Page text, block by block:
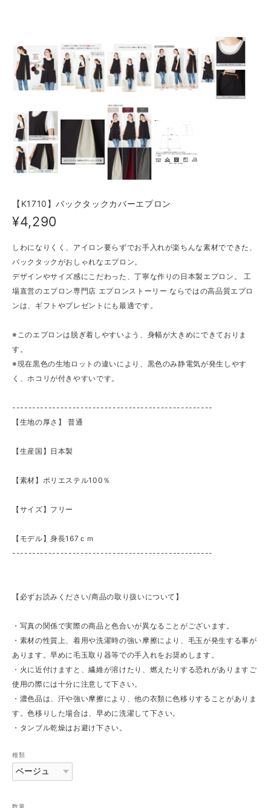
【K1710】バックタックカバーエプロン
¥4,290
しわになりくく、アイロン要らずでお手入れが楽ちんな素材でできた、
バックタックがおしゃれなエプロン。
デザインやサイズ感にこだわった、丁寧な作りの日本製エプロン。 工
場直営のエプロン専門店 エプロンストーリー ならではの高品質エプロ
ンは、ギフトやプレゼントにも最適です。
※このエプロンは脱ぎ着しやすいよう、身幅が大きめにできておりま
す。
※現在黒色の生地ロットの違いにより、黒色のみ静電気が発生しやす
く、ホコリが付きやすいです。
--------------------------------------------------
【生地の厚さ】 ​普通
【生産国】日本製
【素材】ポリエステル100％
【サイズ】フリー
【モデル】身長167ｃｍ
--------------------------------------------------
【必ずお読みください/商品の取り扱いについて】
・写真の関係で実際の商品と色合いが異なることがございます。
・素材の性質上、着用や洗濯時の強い摩擦により、毛玉が発生する事が
あります。早めに毛玉取り器等での手入れをお奨めします。
・火に近付けますと、繊維が溶けたり、燃えたりする恐れがありますご
使用の際には十分に注意して下さい。
・濃色品は、汗や強い摩擦により、他の衣類に色移りすることがありま
す。色移りした場合は、早めに洗濯して下さい。
・タンブル乾燥はお避け下さい。
種類
数量